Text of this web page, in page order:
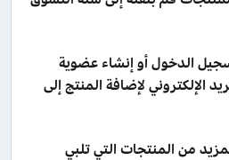
الدخول أو إنشاء عضوية
الإلكتروني لإضافة المنتج إلى
من المنتجات التي تلبي